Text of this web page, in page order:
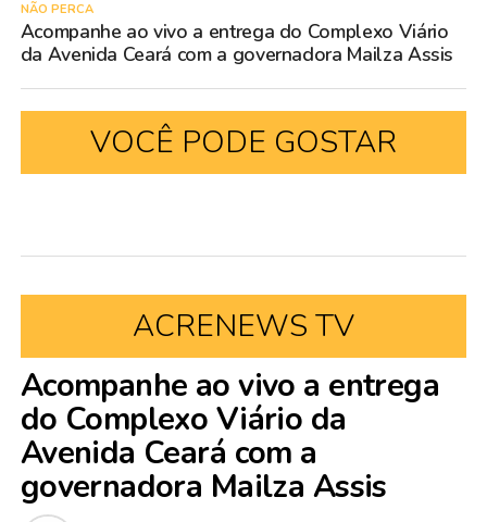
NÃO PERCA
Acompanhe ao vivo a entrega do Complexo Viário
da Avenida Ceará com a governadora Mailza Assis
VOCÊ PODE GOSTAR
ACRENEWS TV
Acompanhe ao vivo a entrega
do Complexo Viário da
Avenida Ceará com a
governadora Mailza Assis